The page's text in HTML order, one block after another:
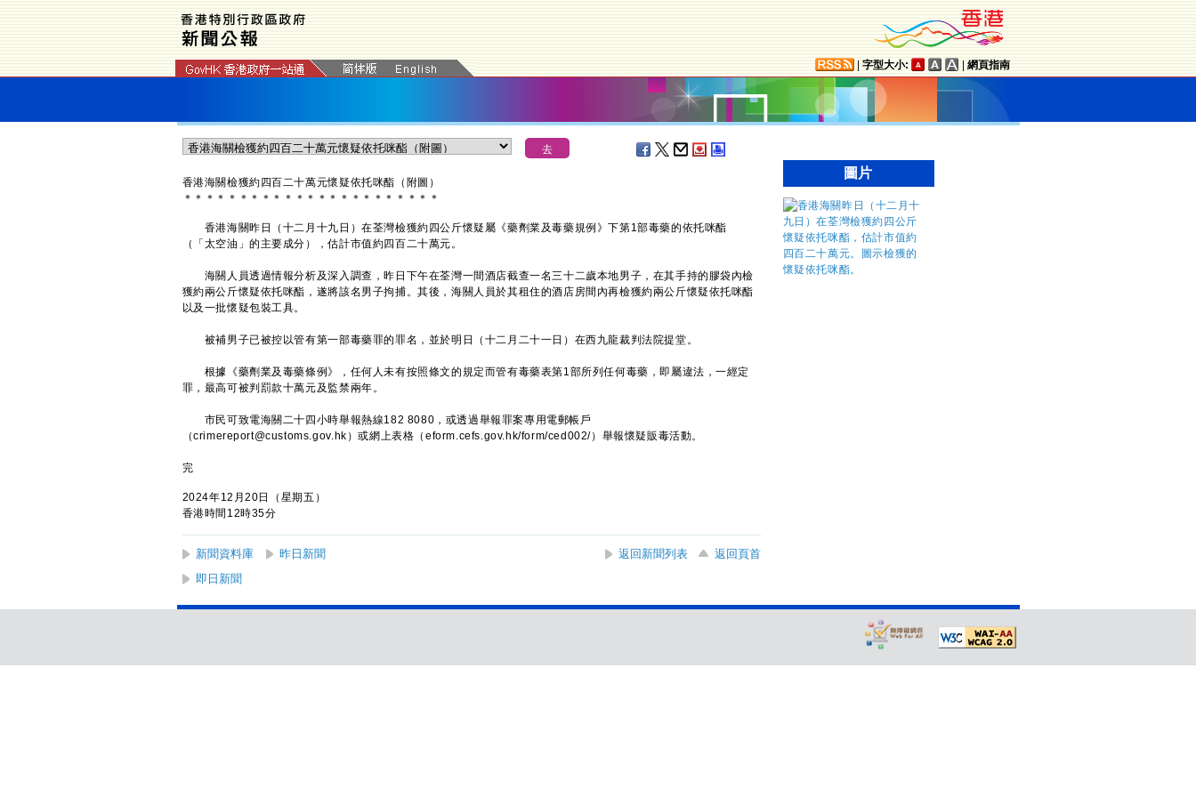
字型大小: 網頁指南
​香港海關檢獲約四百二十萬元懷疑依托咪酯（附圖）
＊ ＊ ＊ ＊ ＊ ＊ ＊ ＊ ＊ ＊ ＊ ＊ ＊ ＊ ＊ ＊ ＊ ＊ ＊ ＊ ＊ ＊ ＊
香港海關昨日（十二月十九日）在荃灣檢獲約四公斤懷疑屬《藥劑業及毒藥規例》下第1部毒藥的依托咪酯
（「太空油」的主要成分），估計市值約四百二十萬元。
海關人員透過情報分析及深入調查，昨日下午在荃灣一間酒店截查一名三十二歲本地男子，在其手持的膠袋內檢
獲約兩公斤懷疑依托咪酯，遂將該名男子拘捕。其後，海關人員於其租住的酒店房間內再檢獲約兩公斤懷疑依托咪酯
以及一批懷疑包裝工具。
被補男子已被控以管有第一部毒藥罪的罪名，並於明日（十二月二十一日）在西九龍裁判法院提堂。
根據《藥劑業及毒藥條例》，任何人未有按照條文的規定而管有毒藥表第1部所列任何毒藥，即屬違法，一經定
罪，最高可被判罰款十萬元及監禁兩年。
市民可致電海關二十四小時舉報熱線182 8080，或透過舉報罪案專用電郵帳戶
（crimereport@customs.gov.hk）或網上表格（eform.cefs.gov.hk/form/ced002/）舉報懷疑販毒活動。
完
2024年12月20日（星期五）
香港時間12時35分
新聞資料庫 昨日新聞 返回新聞列表
返回頁首
即日新聞
圖片